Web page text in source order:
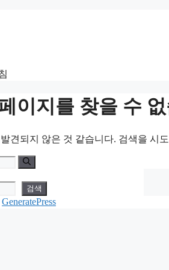
이지를 찾을 수
견되지 않은 것 같습니다. 검색을 시
검색
GeneratePress